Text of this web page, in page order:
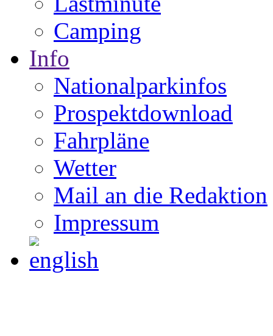
Camping
Info
Nationalparkinfos
Prospektdownload
Fahrpläne
Wetter
Mail an die Redaktion
Impressum